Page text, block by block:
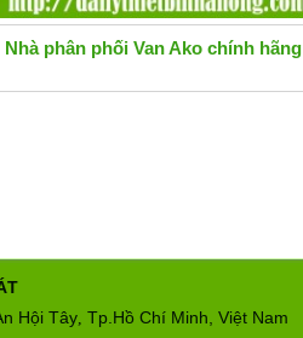
Nhà phân phối Van Ako chính hãng
Hội Tây, Tp.Hồ Chí Minh, Việt Nam